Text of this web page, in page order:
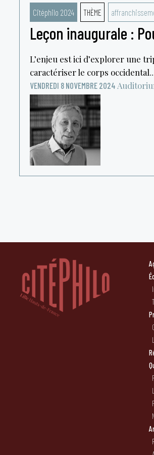
Citéphilo 2024 THÈME
Leçon inaugurale :
L’enjeu est ici d’explorer une
caractériser le corps
VENDREDI 8 NOVEMBRE 2024